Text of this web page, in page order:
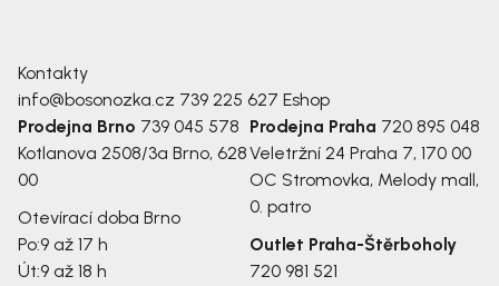
Kontakty
info@bosonozka.cz 739 225 627 Eshop
Prodejna Brno 739 045 578
Kotlanova 2508/3a Brno, 628
00
Otevírací doba Brno
Po:9 až 17 h
Út:9 až 18 h
Prodejna Praha 720 895 048
Veletržní 24 Praha 7, 170 00
OC Stromovka, Melody mall,
0. patro
Outlet Praha-Štěrboholy
720 981 521